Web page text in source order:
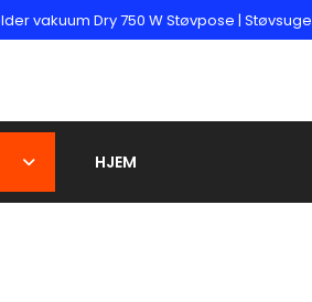
vakuum Dry 750 W Støvpose |
HJEM